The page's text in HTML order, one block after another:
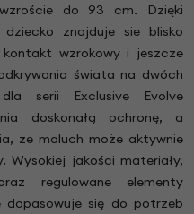
do 93 cm. Dzięki
znajduje sie blisko
wzrokowy i jeszcze
świata na dwóch
serii Exclusive Evolve
doskonałą ochronę, a
że maluch może aktywnie
Wysokiej jakości materiały,
regulowane elementy
dopasowuje się do potrzeb